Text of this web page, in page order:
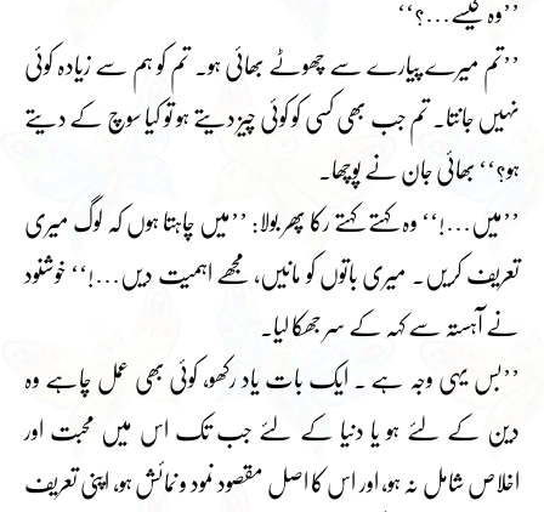
’’وہ کیسے…؟‘‘
’’تم میرے پیارے سے چھوٹے بھائی ہو۔ تم کو ہم سے زیادہ کوئی
نہیں جانتا۔ تم جب بھی کسی کو کوئی چیز دیتے ہو تو کیا سوچ کے دیتے
ہو؟‘‘ بھائی جان نے پوچھا۔
’’میں…!‘‘ وہ کہتے کہتے رکا پھر بولا: ’’میں چاہتا ہوں کہ لوگ میری
تعریف کریں۔ میری باتوں کو مانیں، مجھے اہمیت دیں…!‘‘ خوشنود
نے آہستہ سے کہہ کے سر جھکا لیا۔
’’بس یہی وجہ ہے ۔ ایک بات یاد رکھو، کوئی بھی عمل چاہے وہ
دین کے لئے ہو یا دنیا کے لئے جب تک اس میں محبت اور
اخلاص شامل نہ ہو، اور اس کا اصل مقصود نمود و نمائش ہو، اپنی تعریف